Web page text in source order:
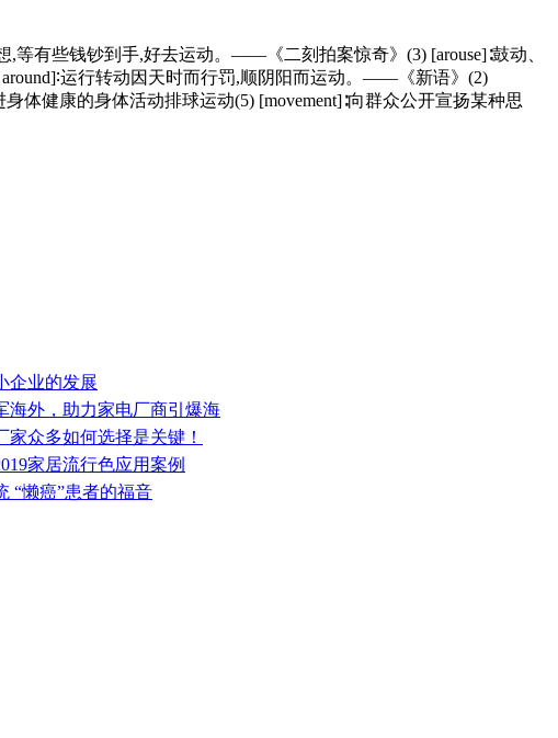
,等有些钱钞到手,好去运动。——《二刻拍案惊奇》(3) [arouse]∶鼓动、
运行转动因天时而行罚,顺阴阳而运动。——《新语》(2)
体健康的身体活动排球运动(5) [movement]∶向群众公开宣扬某种思
企业的发展
海外，助力家电厂商引爆海
家众多如何选择是关键！
家居流行色应用案例
“懒癌”患者的福音